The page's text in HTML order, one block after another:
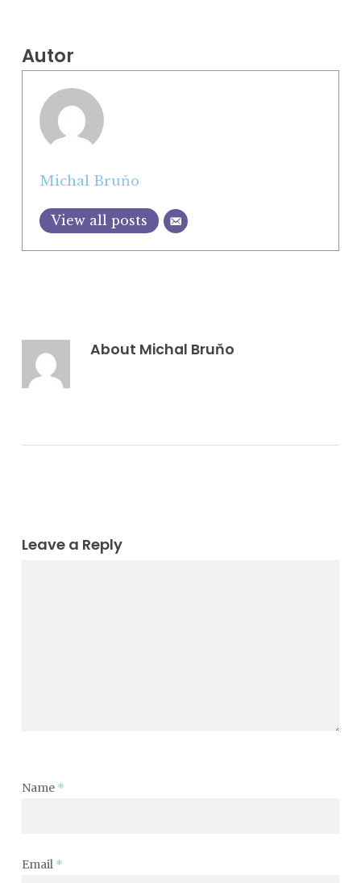
Autor
Michal Bruňo
View all posts
About Michal Bruňo
Leave a Reply
Name *
Email *